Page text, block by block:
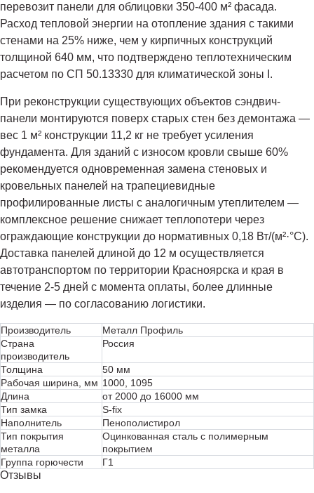
перевозит панели для облицовки 350-400 м² фасада.
Расход тепловой энергии на отопление здания с такими
стенами на 25% ниже, чем у кирпичных конструкций
толщиной 640 мм, что подтверждено теплотехническим
расчетом по СП 50.13330 для климатической зоны I.
При реконструкции существующих объектов сэндвич-
панели монтируются поверх старых стен без демонтажа —
вес 1 м² конструкции 11,2 кг не требует усиления
фундамента. Для зданий с износом кровли свыше 60%
рекомендуется одновременная замена стеновых и
кровельных панелей на трапециевидные
профилированные листы с аналогичным утеплителем —
комплексное решение снижает теплопотери через
ограждающие конструкции до нормативных 0,18 Вт/(м²·°C).
Доставка панелей длиной до 12 м осуществляется
автотранспортом по территории Красноярска и края в
течение 2-5 дней с момента оплаты, более длинные
изделия — по согласованию логистики.
Производитель
Металл Профиль
Страна
производитель
Россия
Толщина
50 мм
Рабочая ширина, мм 1000, 1095
Длина
от 2000 до 16000 мм
Тип замка
S-fix
Наполнитель
Пенополистирол
Тип покрытия
металла
Оцинкованная сталь с полимерным
покрытием
Группа горючести
Г1
Отзывы